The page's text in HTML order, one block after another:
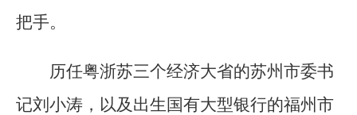
把手。
历任粤浙苏三个经济大省的苏州市委书
记刘小涛，以及出生国有大型银行的福州市